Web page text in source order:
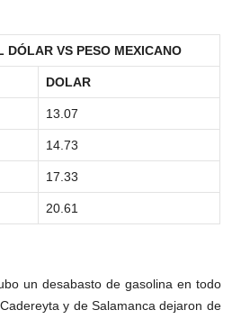
DÓLAR VS PESO MEXICANO
DOLAR
13.07
14.73
17.33
20.61
un desabasto de gasolina en todo
y de Salamanca dejaron de